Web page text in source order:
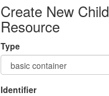
Create New Child
Resource
Type
Identifier